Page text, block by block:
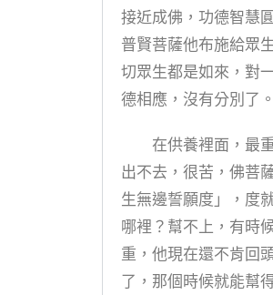
接近成佛，功德智慧
普賢菩薩他布施給眾
切眾生都是如來，對
德相應，沒有分別了
在供養裡面，最重
出不去，很苦，佛菩
生無邊誓願度」，度
哪裡？幫不上，有時
重，他現在還不肯回
了，那個時候就能幫